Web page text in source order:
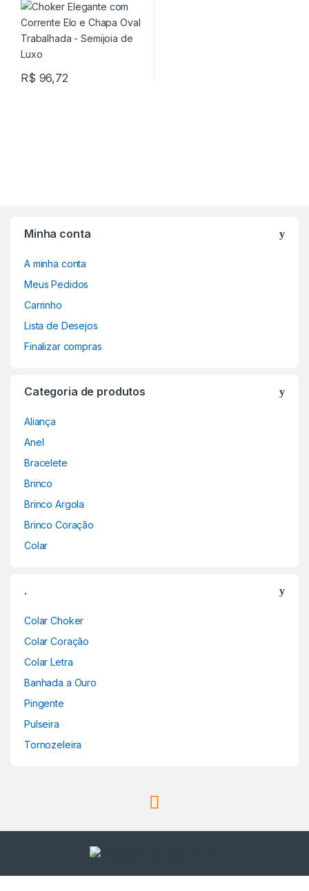
Luxo
R$ 96,72
Minha conta
A minha conta
Meus Pedidos
Carrinho
Lista de Desejos
Finalizar compras
Categoria de produtos
Aliança
Anel
Bracelete
Brinco
Brinco Argola
Brinco Coração
Colar
.
Colar Choker
Colar Coração
Colar Letra
Banhada a Ouro
Pingente
Pulseira
Tornozeleira